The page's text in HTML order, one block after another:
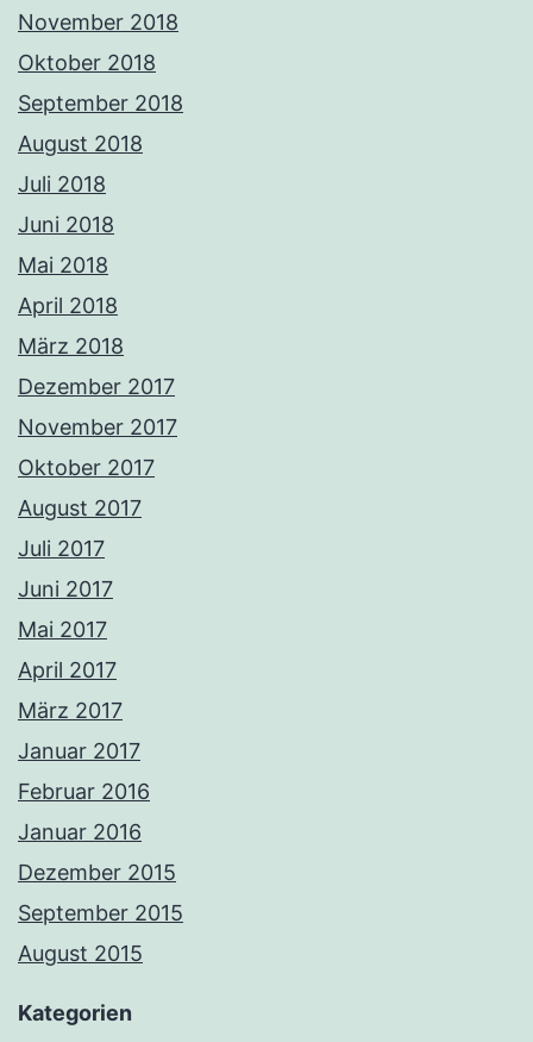
November 2018
Oktober 2018
September 2018
August 2018
Juli 2018
Juni 2018
Mai 2018
April 2018
März 2018
Dezember 2017
November 2017
Oktober 2017
August 2017
Juli 2017
Juni 2017
Mai 2017
April 2017
März 2017
Januar 2017
Februar 2016
Januar 2016
Dezember 2015
September 2015
August 2015
Kategorien